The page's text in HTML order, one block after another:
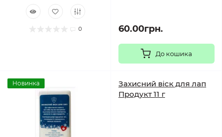
0 60.00грн.
До кошика
Новинка
Захисний віск для лап
Продукт 11 г